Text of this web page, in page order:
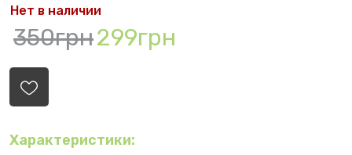
Нет в наличии
350грн299грн
Характеристики: